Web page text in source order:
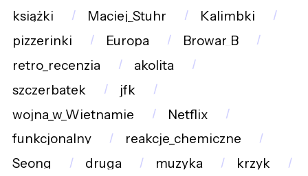
książki
Maciej_Stuhr
Kalimbki
pizzerinki
Europa
Browar_B
retro_recenzja
akolita
szczerbatek
jfk
wojna_w_Wietnamie
Netflix
funkcjonalny
reakcje_chemiczne
Seong
druga muzyka
krzyk